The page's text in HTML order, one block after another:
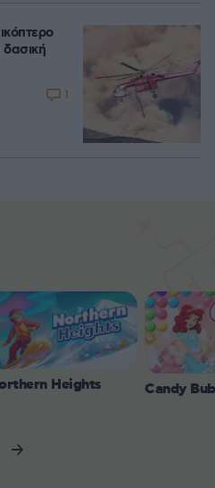
1
Heights Candy